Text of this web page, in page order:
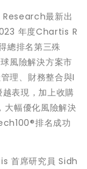
Research最新出
年度Chartis R
總排名第三殊
風險解決方案市
理、財務整合與I
表現，加上收購
幅優化風險解決
排名成功
首席研究員 Sidh